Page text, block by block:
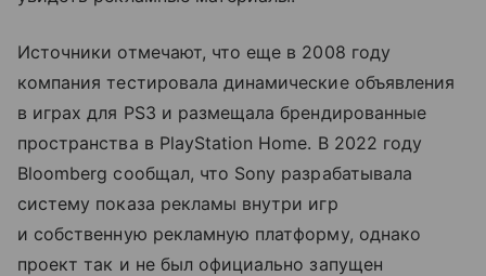
Источники отмечают, что еще в 2008 году
компания тестировала динамические объявления
в играх для PS3 и размещала брендированные
пространства в PlayStation Home. В 2022 году
Bloomberg сообщал, что Sony разрабатывала
систему показа рекламы внутри игр
и собственную рекламную платформу, однако
проект так и не был официально запущен